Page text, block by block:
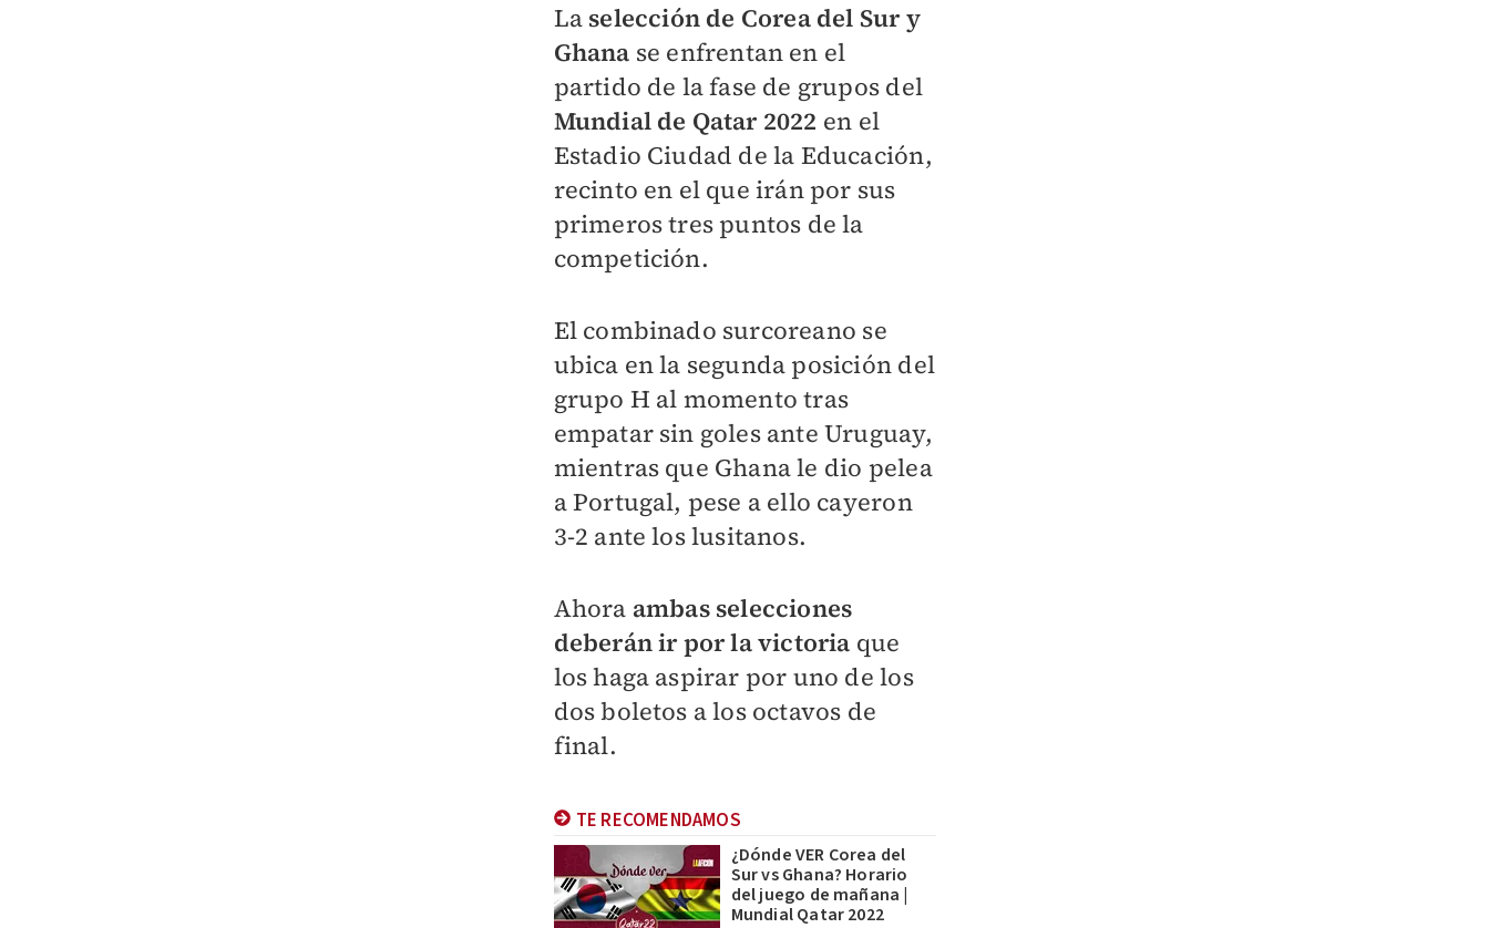
La selección de Corea del Sur y
Ghana se enfrentan en el
partido de la fase de grupos del
Mundial de Qatar 2022 en el
Estadio Ciudad de la Educación,
recinto en el que irán por sus
primeros tres puntos de la
competición.
El combinado surcoreano se
ubica en la segunda posición del
grupo H al momento tras
empatar sin goles ante Uruguay,
mientras que Ghana le dio pelea
a Portugal, pese a ello cayeron
3-2 ante los lusitanos.
Ahora ambas selecciones
deberán ir por la victoria que
los haga aspirar por uno de los
dos boletos a los octavos de
final.
TE RECOMENDAMOS
¿Dónde VER Corea del
Sur vs Ghana? Horario
del juego de mañana |
Mundial Qatar 2022